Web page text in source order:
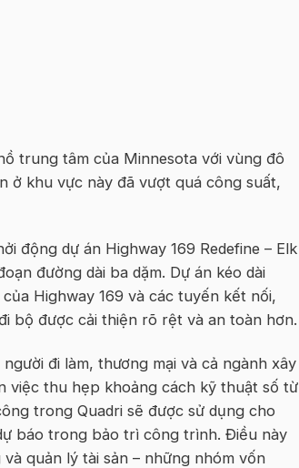
trung tâm của Minnesota với vùng đô
ở khu vực này đã vượt quá công suất,
động dự án Highway 169 Redefine – Elk
đường dài ba dặm. Dự án kéo dài
Highway 169 và các tuyến kết nối,
bộ được cải thiện rõ rệt và an toàn hơn.
đi làm, thương mại và cả ngành xây
việc thu hẹp khoảng cách kỹ thuật số từ
trong Quadri sẽ được sử dụng cho
báo trong bảo trì công trình. Điều này
quản lý tài sản – những nhóm vốn